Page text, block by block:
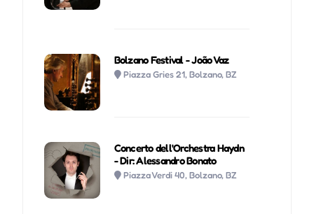
Bolzano Festival - João Vaz
Piazza Gries 21, Bolzano, BZ
Concerto dell'Orchestra Haydn
- Dir: Alessandro Bonato
Piazza Verdi 40, Bolzano, BZ